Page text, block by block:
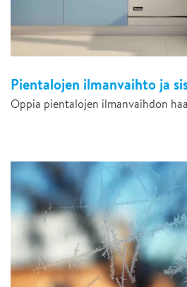
Pientalojen ilmanvaihto ja
Oppia pientalojen ilmanvaihdon